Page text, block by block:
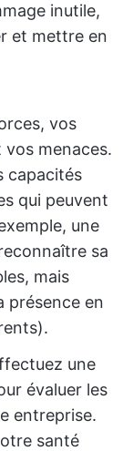
inutile,
et mettre en
vos
menaces.
capacités
qui peuvent
une
sa
mais
présence en
une
évaluer les
entreprise.
santé